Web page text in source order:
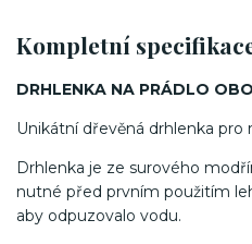
Kompletní
DRHLENKA NA PRÁDLO
Unikátní dřevěná drhlenka pro
Drhlenka je ze surového
nutné před prvním použitím
aby odpuzovalo vodu.